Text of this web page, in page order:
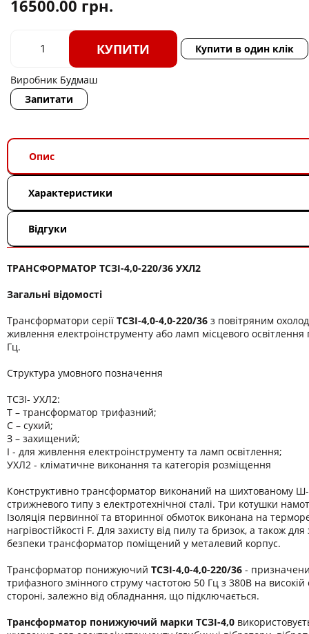
16500.00 грн.
КУПИТИ Купити в один клік
Виробник Будмаш
Запитати
Опис
Характеристики
Відгуки
ТРАНСФОРМАТОР ТСЗІ-4,0-220/36 УХЛ2
Загальні відомості
Трансформатори серії ТСЗІ-4,0-4,0-220/36 з повітряним
живлення електроінструменту або ламп місцевого освітлення
Гц.
Структура умовного позначення
ТСЗІ- УХЛ2:
Т – трансформатор трифазний;
С – сухий;
З – захищений;
І - для живлення електроінструменту та ламп освітлення;
УХЛ2 - кліматичне виконання та категорія розміщення
Конструктивно трансформатор виконаний на шихтованому Ш-
стрижневого типу з електротехнічної сталі. Три котушки
Ізоляція первинної та вторинної обмоток виконана на
нагрівостійкості F. Для захисту від пилу та бризок, а також
безпеки трансформатор поміщений у металевий корпус.
Трансформатор понижуючий ТСЗІ-4,0-4,0-220/36 -
трифазного змінного струму частотою 50 Гц з 380В на високій
стороні, залежно від обладнання, що підключається.
Трансформатор понижуючий марки ТСЗІ-4,0